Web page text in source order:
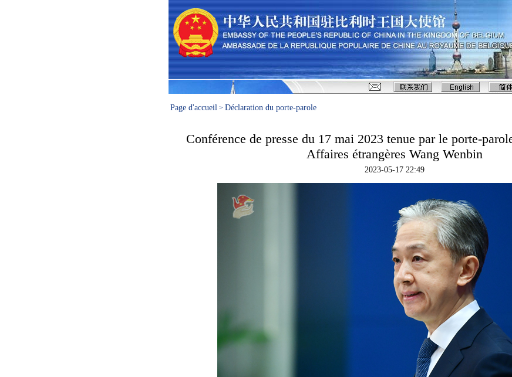
Page d'accueil > Déclaration du porte-parole
Conférence de presse du 17 mai 2023 tenue par le porte-
Affaires étrangères Wang Wenbin
2023-05-17 22:49